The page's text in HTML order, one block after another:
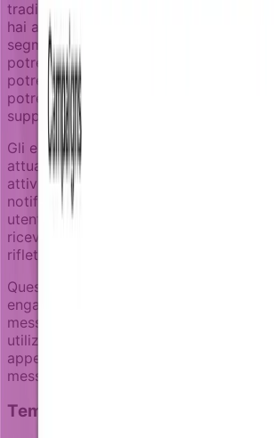
tradizionale potrebbe inviare lo stesso
hai ancora provato la Funzionalità X" a
segmento. Ma al momento
potrebbero aver già attivato la
potrebbero aver declassato il loro
potrebbero essere nel mezzo di una
supporto proprio su quella funzionalità.
Gli enricher risolvono questo
attuale delle funzionalità dell'utente,
attività di supporto recente proprio
notifica venga inviata. Questo assicura
utenti che hanno ancora bisogno di
ricevano il messaggio, e che il
rifletta la loro situazione attuale reale.
Questo approccio si estende alle
engagement. Invece di inviare
messaggi in una serie di retention, le
utilizzare la logica goal per fermare la
appena l'utente completa l'azione
messaggi di follow-up non necessari.
Tempistica coordinata tra team